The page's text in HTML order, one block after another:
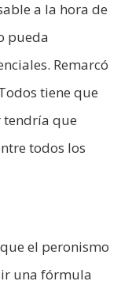
a la hora de
pueda
Remarcó
tiene que
tendría que
todos los
el peronismo
una fórmula